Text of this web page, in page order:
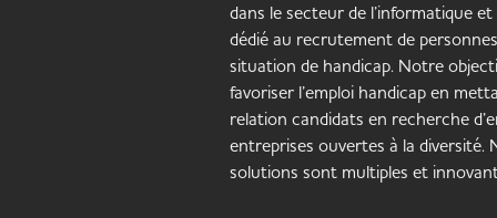
dans le secteur de l’informatique et
dédié au recrutement de
situation de handicap. Notre
favoriser l’emploi handicap en
relation candidats en recherche
entreprises ouvertes à la diversité.
solutions sont multiples et